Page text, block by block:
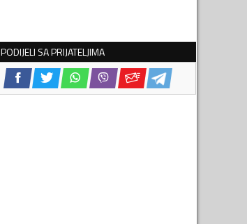
PODIJELI SA PRIJATELJIMA